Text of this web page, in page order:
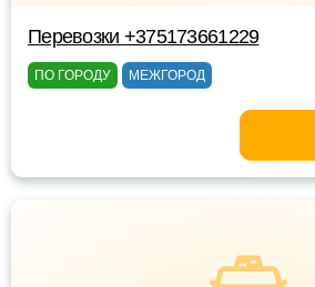
Перевозки +375173661229
ПО ГОРОДУ МЕЖГОРОД